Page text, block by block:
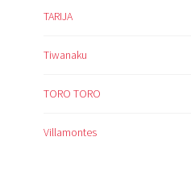
TARIJA
Tiwanaku
TORO TORO
Villamontes